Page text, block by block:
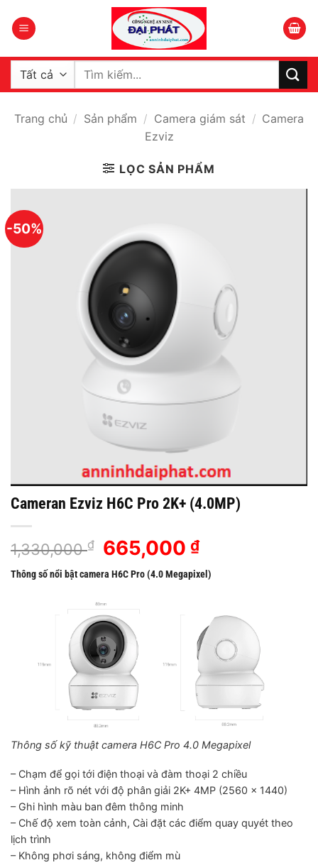
qua
dung
Tìm
Trang chủ / Sản phẩm / Camera giám sát / Camera
Ezviz
LỌC SẢN PHẨM
-50%
Cameran Ezviz H6C Pro 2K+ (4.0MP)
1,330,000₫
Giá
là:
665,000₫Giá
tại
665,000 ₫.
Thông số nổi bật camera H6C Pro (4.0 Megapixel)
Thông số kỹ thuật camera H6C Pro 4.0 Megapixel
– Chạm để gọi tới điện thoại và đàm thoại 2 chiều
– Hình ảnh rõ nét với độ phân giải 2K+ 4MP (2560 × 1440)
– Ghi hình màu ban đêm thông minh
– Chế độ xem toàn cảnh, Cài đặt các điểm quay quyét theo
lịch trình
– Không phơi sáng, không điểm mù